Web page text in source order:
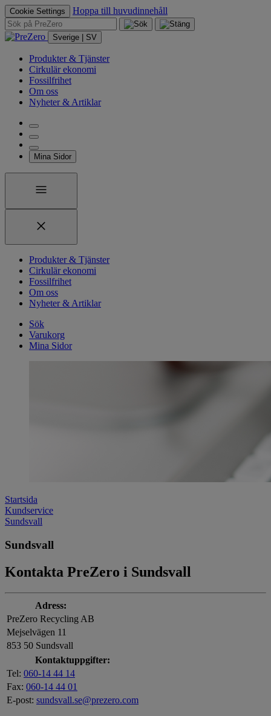
Cookie Settings Hoppa till huvudinnehåll
Sverige | SV
Produkter & Tjänster
Cirkulär ekonomi
Fossilfrihet
Om oss
Nyheter & Artiklar
Mina Sidor
Produkter & Tjänster
Cirkulär ekonomi
Fossilfrihet
Om oss
Nyheter & Artiklar
Sök
Varukorg
Mina Sidor
Startsida
Kundservice
Sundsvall
Sundsvall
Kontakta PreZero i Sundsvall
Adress:
PreZero Recycling AB
Mejselvägen 11
853 50 Sundsvall
Kontaktuppgifter:
Tel: 060-14 44 14
Fax: 060-14 44 01
E-post: sundsvall.se@prezero.com